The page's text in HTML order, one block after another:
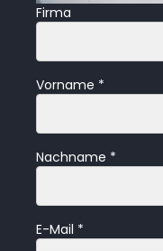
Firma
Vorname *
Nachname *
E-Mail *
F
d